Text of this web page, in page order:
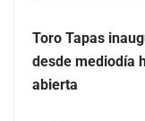
El nuevo mapa de
Toro Tapas
desde mediodía
abierta